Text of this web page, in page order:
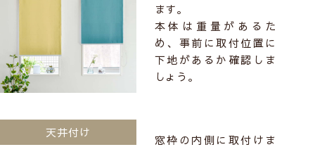
ます。
本体は重量があるた
め、事前に取付位置に
下地があるか確認しま
しょう。
天井付け
窓枠の内側に取付けま